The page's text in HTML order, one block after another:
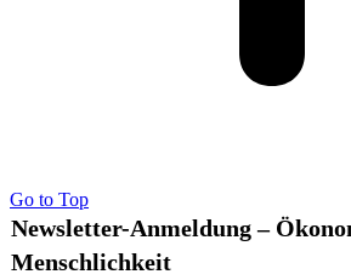
Go to Top
Newsletter-Anmeldung –
Menschlichkeit